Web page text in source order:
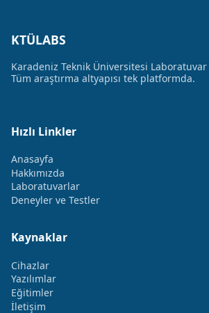
KTÜLABS
Karadeniz Teknik Üniversitesi
Tüm araştırma altyapısı tek platformda.
Hızlı Linkler
Anasayfa
Hakkımızda
Laboratuvarlar
Deneyler ve Testler
Kaynaklar
Cihazlar
Yazılımlar
Eğitimler
İletişim